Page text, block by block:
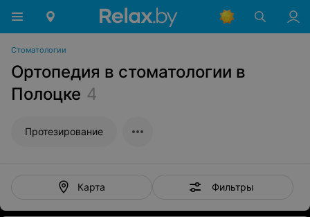
Стоматологии
Ортопедия в стоматологии в
Полоцке 4
Протезирование
Карта Фильтры